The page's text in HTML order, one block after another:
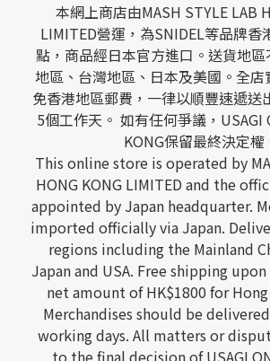
本網上商店由MASH STYLE LAB
LIMITED營運，為SNIDEL等品牌香
點，商品經日本官方進口。送貨地
地區、台灣地區、日本及美國。全
免香港地區郵費，一律以順豐速遞送
5個工作天。 如有任何爭議，USAGI
KONG保留最終決定權
This online store is operated by
HONG KONG LIMITED and the
appointed by Japan headquarter.
imported officially via Japan.
regions including the Mainland
Japan and USA. Free shipping
net amount of HK$1800 for
Merchandises should be
working days. All matters or
to the final decision of USAGI